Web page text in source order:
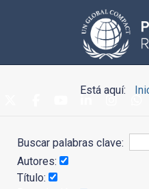
Está aquí:
Buscar palabras clave:
Autores:
Título: